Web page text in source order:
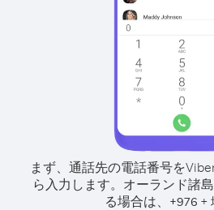
まず、通話先の電話番号を
ら入力します。 オーランド諸
る場合は、
+976 +